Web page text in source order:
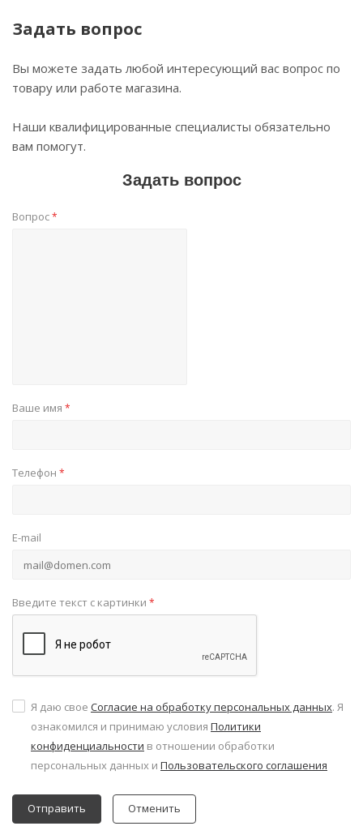
Задать вопрос
Вы можете задать любой интересующий вас вопрос по
товару или работе магазина.
Наши квалифицированные специалисты обязательно
вам помогут.
Задать вопрос
Вопрос*
Ваше имя *
Телефон *
E-mail
Введите текст с картинки *
Я даю свое Согласие на обработку персональных данных. Я
ознакомился и принимаю условия Политики
конфиденциальности в отношении обработки
персональных данных и Пользовательского соглашения
Отменить